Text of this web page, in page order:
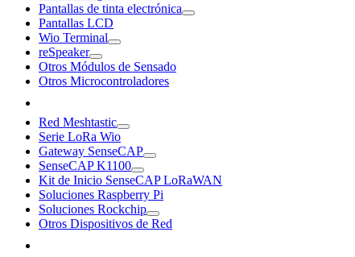
Pantallas de tinta electrónica
Pantallas LCD
Wio Terminal
reSpeaker
Otros Módulos de Sensado
Otros Microcontroladores
Red Meshtastic
Serie LoRa Wio
Gateway SenseCAP
SenseCAP K1100
Kit de Inicio SenseCAP LoRaWAN
Soluciones Raspberry Pi
Soluciones Rockchip
Otros Dispositivos de Red